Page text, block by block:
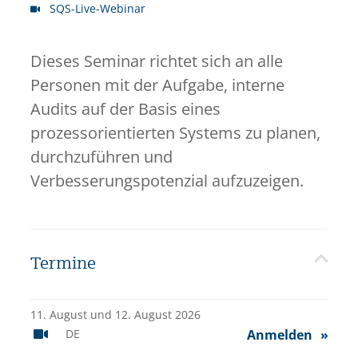
SQS-Live-Webinar
Dieses Seminar richtet sich an alle
Personen mit der Aufgabe, interne
Audits auf der Basis eines
prozessorientierten Systems zu planen,
durchzuführen und
Verbesserungspotenzial aufzuzeigen.
Termine
11. August und 12. August 2026
DE
Anmelden